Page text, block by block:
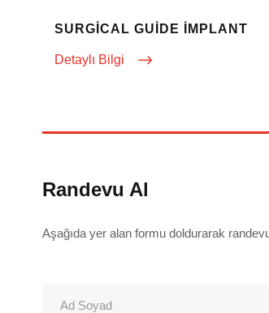
SURGICAL GUIDE İMPLANT
Detaylı Bilgi
Randevu Al
Aşağıda yer alan formu doldurarak